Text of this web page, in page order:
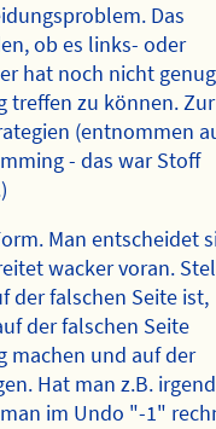
Das
ob es links- oder
hat noch nicht genug
treffen zu können. Zur
(entnommen
- das war Stoff
Man entscheidet
wacker voran.
der falschen Seite ist,
der falschen Seite
machen und auf der
Hat man z.B.
im Undo "-1"